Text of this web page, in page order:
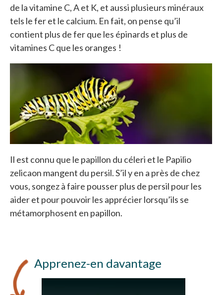
de la vitamine C, A et K, et aussi plusieurs minéraux
tels le fer et le calcium. En fait, on pense qu’il
contient plus de fer que les épinards et plus de
vitamines C que les oranges !
Il est connu que le papillon du céleri et le Papilio
zelicaon mangent du persil. S’il y en a près de chez
vous, songez à faire pousser plus de persil pour les
aider et pour pouvoir les apprécier lorsqu’ils se
métamorphosent en papillon.
Apprenez-en davantage